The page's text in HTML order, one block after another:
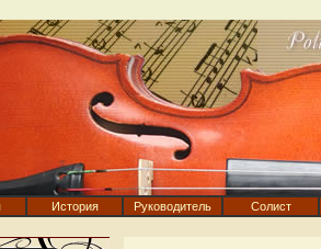
История Руководитель Солист